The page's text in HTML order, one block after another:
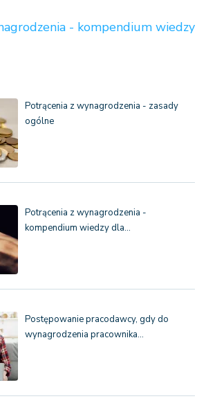
- kompendium wiedzy
Potrącenia z wynagrodzenia - zasady
ogólne
Potrącenia z wynagrodzenia -
kompendium wiedzy dla…
Postępowanie pracodawcy, gdy do
wynagrodzenia pracownika…